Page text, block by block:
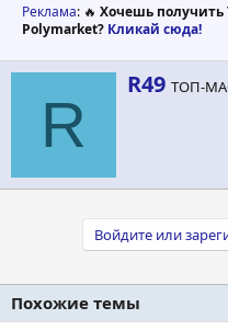
Реклама: 🔥 Хочешь получить
Polymarket? Кликай сюда!
R
А
вR49 ТОП-
Войдите или
Похожие темы